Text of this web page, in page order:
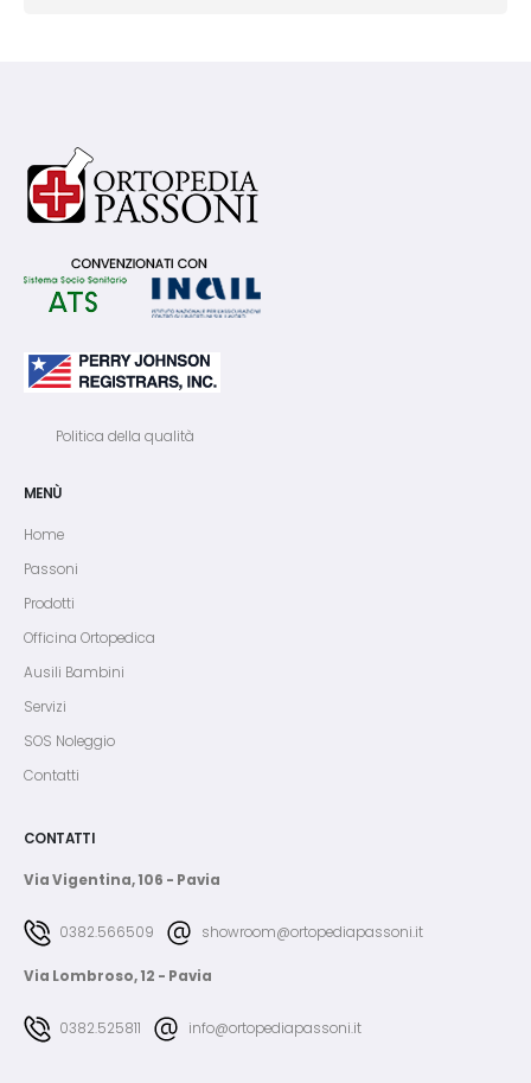
Politica della qualità
MENÙ
Home
Passoni
Prodotti
Officina Ortopedica
Ausili Bambini
Servizi
SOS Noleggio
Contatti
CONTATTI
Via Vigentina, 106 - Pavia
0382.566509 showroom@ortopediapassoni.it
Via Lombroso, 12 - Pavia
0382.525811 info@ortopediapassoni.it